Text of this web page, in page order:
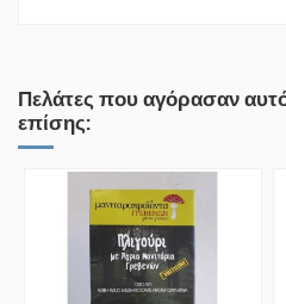
Πελάτες που αγόρασαν
επίσης: